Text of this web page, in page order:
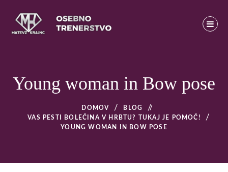
content
Young woman in Bow pose
DOMOV BLOG
/
VAS PESTI BOLEČINA V HRBTU? TUKAJ JE POMOČ!
YOUNG WOMAN IN BOW POSE